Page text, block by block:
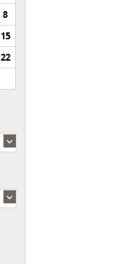
8
15
22